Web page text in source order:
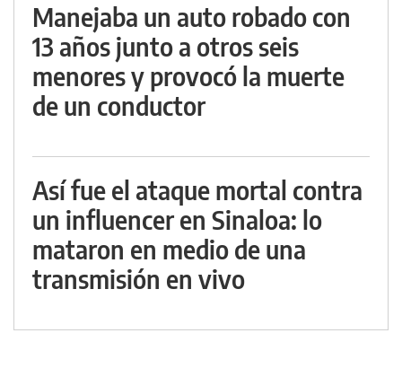
Manejaba un auto robado con
13 años junto a otros seis
menores y provocó la muerte
de un conductor
Así fue el ataque mortal contra
un influencer en Sinaloa: lo
mataron en medio de una
transmisión en vivo